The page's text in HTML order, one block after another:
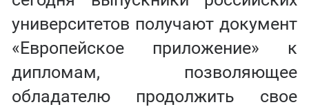
университетов получают документ
«Европейское приложение» к
дипломам, позволяющее
обладателю продолжить свое